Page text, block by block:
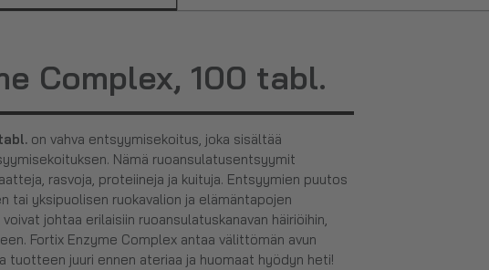
Complex, 100 tabl.
on vahva entsyymisekoitus, joka sisältää
Nämä ruoansulatusentsyymit
rasvoja, proteiineja ja kuituja. Entsyymien puutos
tai yksipuolisen ruokavalion ja elämäntapojen
johtaa erilaisiin ruoansulatuskanavan häiriöihin,
Fortix Enzyme Complex antaa välittömän avun
tuotteen juuri ennen ateriaa ja huomaat hyödyn heti!